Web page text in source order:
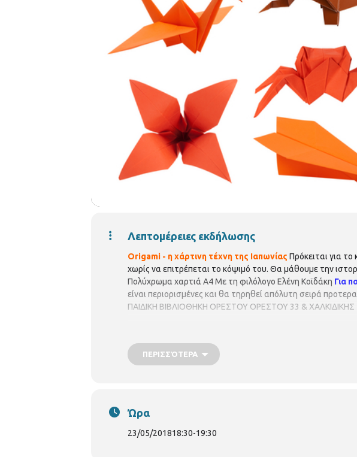
Λεπτομέρειες εκδήλωσης
Origami - η χάρτινη τέχνη της Ιαπωνίας Πρόκειται για
χωρίς να επιτρέπεται το κόψιμό του. Θα μάθουμε την
Πολύχρωμα χαρτιά Α4 Με τη φιλόλογο Ελένη Κοϊδάκη Για
είναι περιορισμένες και θα τηρηθεί απόλυτη σειρά
ΠΑΙΔΙΚΗ ΒΙΒΛΙΟΘΗΚΗ ΟΡΕΣΤΟΥ ΟΡΕΣΤΟΥ 33 &
ΠΕΡΙΣΣΌΤΕΡΑ
Ώρα
23/05/201818:30-19:30